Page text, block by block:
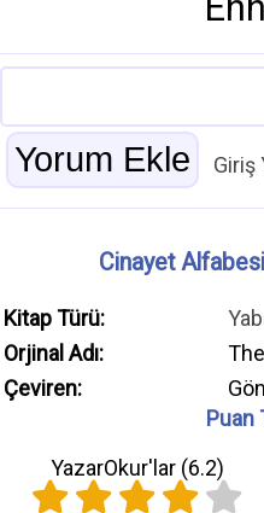
Giriş
Cinayet
Kitap Türü:
Orjinal Adı:
Çeviren:
Puan
YazarOkur'lar (6.2)